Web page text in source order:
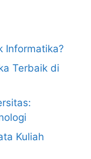
Informatika?
Terbaik di
Kuliah